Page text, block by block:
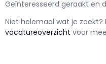
Geïnteresseerd geraakt en d
Niet helemaal wat je zoekt?
vacatureoverzicht voor